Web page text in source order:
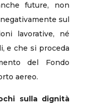
future, non
sul
lavorative, né
e che si proceda
del Fondo
aereo.
sulla dignità